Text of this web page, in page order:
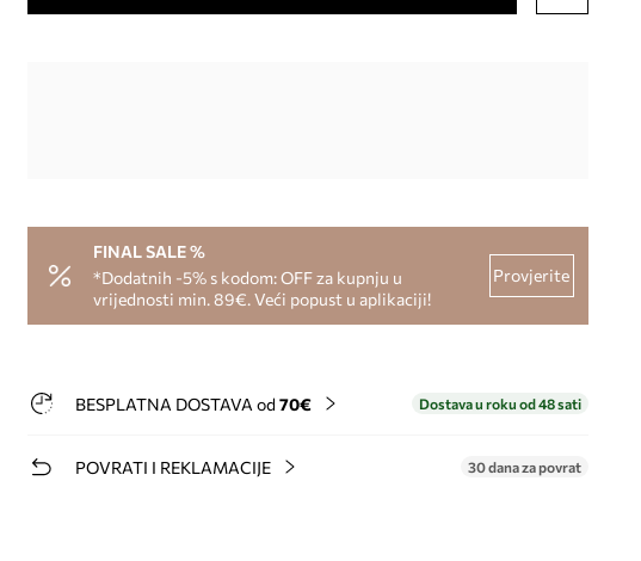
FINAL SALE %
*Dodatnih -5% s kodom: OFF za kupnju u
vrijednosti min. 89€. Veći popust u aplikaciji!
Provjerite
BESPLATNA DOSTAVA od 70€ Dostava u roku od 48 sati
POVRATI I REKLAMACIJE 30 dana za povrat